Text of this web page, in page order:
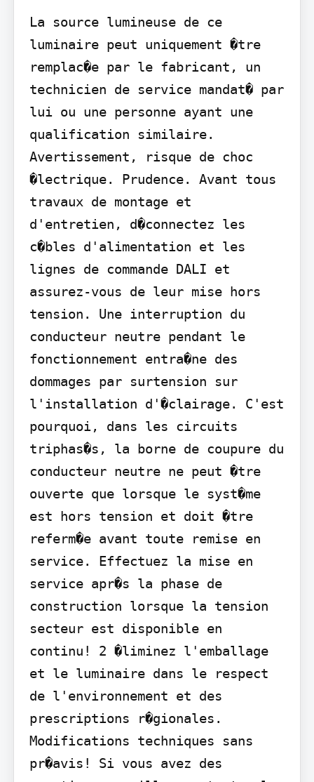
La source lumineuse de ce
luminaire peut uniquement �tre
remplac�e par le fabricant, un
technicien de service mandat� par
lui ou une personne ayant une
qualification similaire.
Avertissement, risque de choc
�lectrique. Prudence. Avant tous
travaux de montage et
d'entretien, d�connectez les
c�bles d'alimentation et les
lignes de commande DALI et
assurez-vous de leur mise hors
tension. Une interruption du
conducteur neutre pendant le
fonctionnement entra�ne des
dommages par surtension sur
l'installation d'�clairage. C'est
pourquoi, dans les circuits
triphas�s, la borne de coupure du
conducteur neutre ne peut �tre
ouverte que lorsque le syst�me
est hors tension et doit �tre
referm�e avant toute remise en
service. Effectuez la mise en
service apr�s la phase de
construction lorsque la tension
secteur est disponible en
continu! 2 �liminez l'emballage
et le luminaire dans le respect
de l'environnement et des
prescriptions r�gionales.
Modifications techniques sans
pr�avis! Si vous avez des